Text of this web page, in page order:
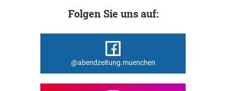
Folgen Sie uns auf:
@abendzeitung.muenchen